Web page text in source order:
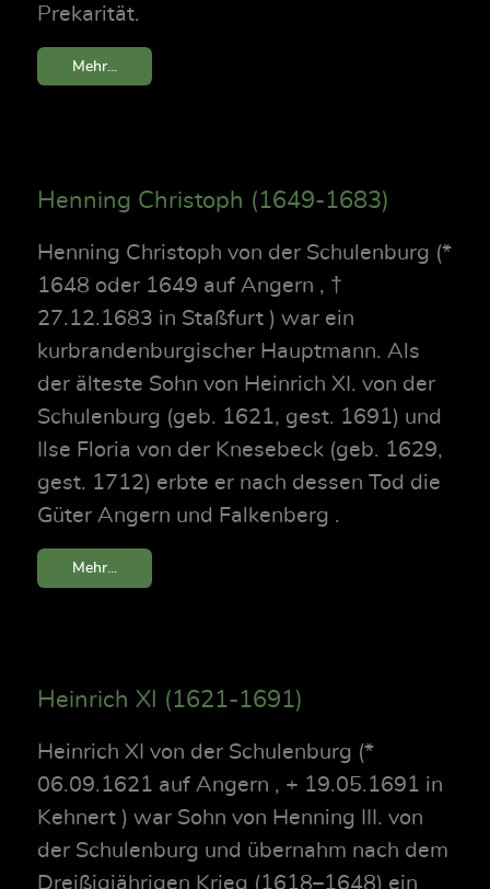
Prekarität.
Mehr...
Henning Christoph (1649-1683)
Henning Christoph von der Schulenburg (*
1648 oder 1649 auf Angern , †
27.12.1683 in Staßfurt ) war ein
kurbrandenburgischer Hauptmann. Als
der älteste Sohn von Heinrich XI. von der
Schulenburg (geb. 1621, gest. 1691) und
Ilse Floria von der Knesebeck (geb. 1629,
gest. 1712) erbte er nach dessen Tod die
Güter Angern und Falkenberg .
Mehr...
Heinrich XI (1621-1691)
Heinrich XI von der Schulenburg (*
06.09.1621 auf Angern , + 19.05.1691 in
Kehnert ) war Sohn von Henning III. von
der Schulenburg und übernahm nach dem
Dreißigjährigen Krieg (1618–1648) ein